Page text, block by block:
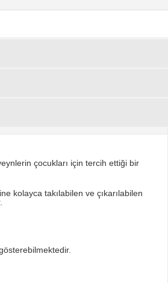
çocukları için tercih ettiği bir
kolayca takılabilen ve çıkarılabilen